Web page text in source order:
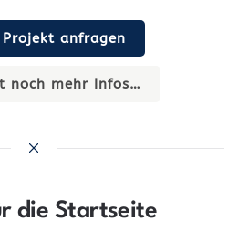
Projekt anfragen
noch mehr Infos…
die Startseite